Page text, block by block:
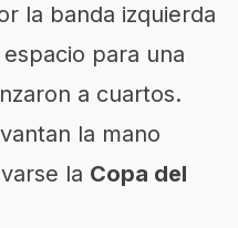
la banda izquierda
para una
a cuartos.
la mano
la Copa del